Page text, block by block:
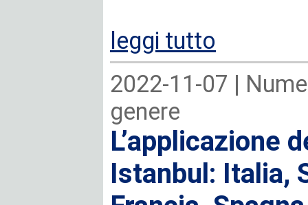
leggi tutto
2022-11-07 |
genere
L’applicazione
Istanbul: Italia,